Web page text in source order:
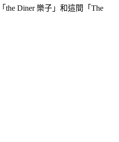
Diner 樂子」和這間「The